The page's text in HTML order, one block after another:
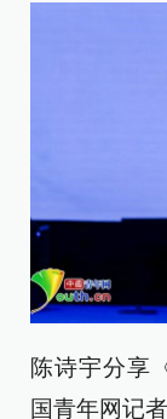
陈诗宇分享
国青年网记